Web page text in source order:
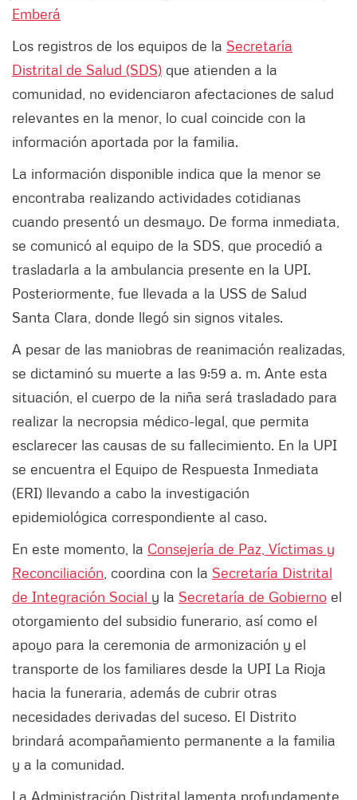
Emberá
Los registros de los equipos de la Secretaría
Distrital de Salud (SDS) que atienden a la
comunidad, no evidenciaron afectaciones de salud
relevantes en la menor, lo cual coincide con la
información aportada por la familia.
La información disponible indica que la menor se
encontraba realizando actividades cotidianas
cuando presentó un desmayo. De forma inmediata,
se comunicó al equipo de la SDS, que procedió a
trasladarla a la ambulancia presente en la UPI.
Posteriormente, fue llevada a la USS de Salud
Santa Clara, donde llegó sin signos vitales.
A pesar de las maniobras de reanimación realizadas,
se dictaminó su muerte a las 9:59 a. m. Ante esta
situación, el cuerpo de la niña será trasladado para
realizar la necropsia médico-legal, que permita
esclarecer las causas de su fallecimiento. En la UPI
se encuentra el Equipo de Respuesta Inmediata
(ERI) llevando a cabo la investigación
epidemiológica correspondiente al caso.
En este momento, la Consejería de Paz, Víctimas y
Reconciliación , coordina con la Secretaría Distrital
de Integración Social y la Secretaría de Gobierno el
otorgamiento del subsidio funerario, así como el
apoyo para la ceremonia de armonización y el
transporte de los familiares desde la UPI La Rioja
hacia la funeraria, además de cubrir otras
necesidades derivadas del suceso. El Distrito
brindará acompañamiento permanente a la familia
y a la comunidad.
La Administración Distrital lamenta profundamente